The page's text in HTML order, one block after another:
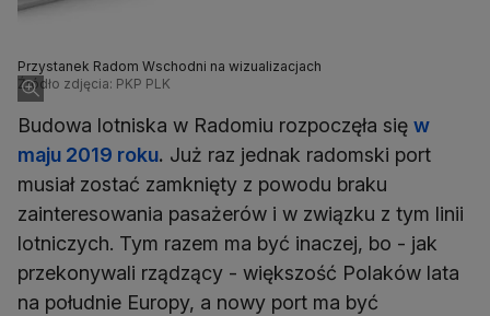
Przystanek Radom Wschodni na wizualizacjach
Źródło zdjęcia: PKP PLK
Budowa lotniska w Radomiu rozpoczęła się w
maju 2019 roku. Już raz jednak radomski port
musiał zostać zamknięty z powodu braku
zainteresowania pasażerów i w związku z tym linii
lotniczych. Tym razem ma być inaczej, bo - jak
przekonywali rządzący - większość Polaków lata
na południe Europy, a nowy port ma być